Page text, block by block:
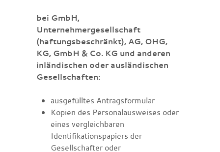
bei GmbH,
Unternehmergesellschaft
(haftungsbeschränkt), AG, OHG,
KG, GmbH & Co. KG und anderen
inländischen oder ausländischen
Gesellschaften:
ausgefülltes Antragsformular
Kopien des Personalausweises oder
eines vergleichbaren
Identifikationspapiers der
Gesellschafter oder